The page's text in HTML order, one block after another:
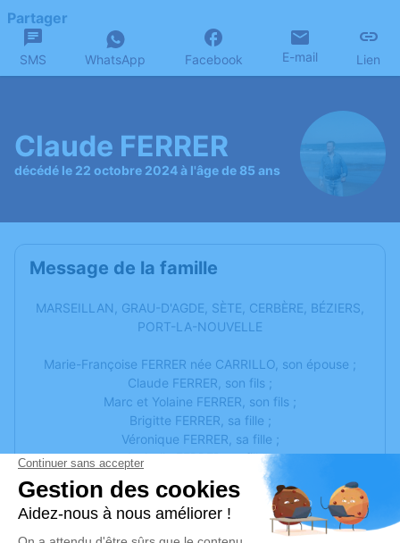
Partager
SMS WhatsApp Facebook E-mail Lien
Claude FERRER
décédé le 22 octobre 2024 à l'âge de 85 ans
Message de la famille
MARSEILLAN, GRAU-D'AGDE, SÈTE, CERBÈRE, BÉZIERS,
PORT-LA-NOUVELLE
Marie-Françoise FERRER née CARRILLO, son épouse ;
Claude FERRER, son fils ;
Marc et Yolaine FERRER, son fils ;
Brigitte FERRER, sa fille ;
Véronique FERRER, sa fille ;
Isabelle FERRER, sa fille ;
ses petits-enfants et arrière-petits-enfants ;
Lucette DELFOLIE, sa sœur, Guy LOPEZ, son compagnon
et leur famille ;